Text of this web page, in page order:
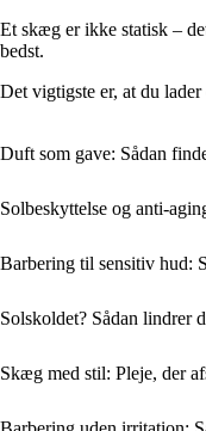
Et skæg er ikke statisk –
bedst.
Det vigtigste er, at du
Duft som gave: Sådan
Solbeskyttelse og anti-
Barbering til sensitiv hud:
Solskoldet? Sådan lindrer
Skæg med stil: Pleje, der